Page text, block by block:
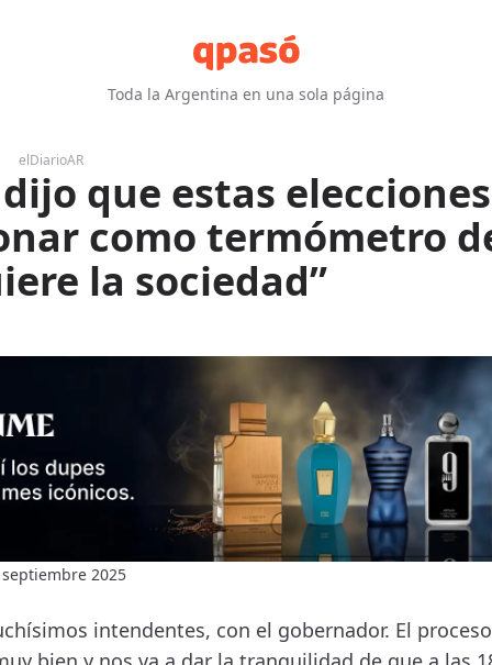
Toda la Argentina en una sola página
elDiarioAR
que estas
como termómetro
la sociedad”
2025
intendentes, con el gobernador. El